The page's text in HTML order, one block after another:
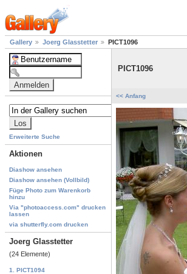
Gallery Joerg Glasstetter PICT1096
Erweiterte Suche
Aktionen
Diashow ansehen
Diashow ansehen (Vollbild)
Füge Photo zum Warenkorb
hinzu
Via "photoaccess.com" drucken
lassen
via shutterfly.com drucken
Joerg Glasstetter
(24 Elemente)
1. PICT1094
PICT1096
<< Anfang